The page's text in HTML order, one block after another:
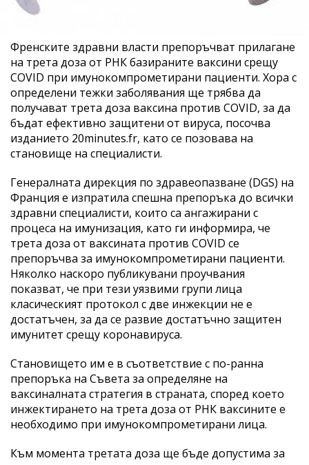
Френските здравни власти препоръчват прилагане
на трета доза от РНК базираните ваксини срещу
COVID при имунокомпрометирани пациенти. Хора с
определени тежки заболявания ще трябва да
получават трета доза ваксина против COVID, за да
бъдат ефективно защитени от вируса, посочва
изданието 20minutes.fr, като се позовава на
становище на специалисти.
Генералната дирекция по здравеопазване (DGS) на
Франция е изпратила спешна препоръка до всички
здравни специалисти, които са ангажирани с
процеса на имунизация, като ги информира, че
трета доза от ваксината против COVID се
препоръчва за имунокомпрометирани пациенти.
Няколко наскоро публикувани проучвания
показват, че при тези уязвими групи лица
класическият протокол с две инжекции не е
достатъчен, за да се развие достатъчно защитен
имунитет срещу коронавируса.
Становището им е в съответствие с по-ранна
препоръка на Съвета за определяне на
ваксиналната стратегия в страната, според което
инжектирането на трета доза от РНК ваксините е
необходимо при имунокомпрометирани лица.
Към момента третата доза ще бъде допустима за